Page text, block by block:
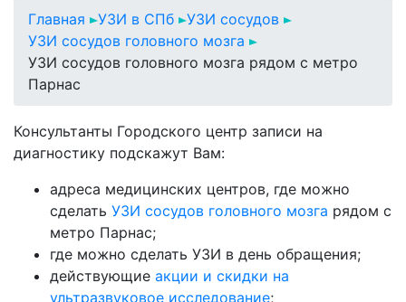
Главная УЗИ в СПб
УЗИ сосудов
УЗИ сосудов головного мозга
УЗИ сосудов головного мозга рядом с метро
Парнас
Консультанты Городского центр записи на
диагностику подскажут Вам:
адреса медицинских центров, где можно
сделать УЗИ сосудов головного мозга рядом с
метро Парнас;
где можно сделать УЗИ в день обращения;
действующие акции и скидки на
ультразвуковое исследование;